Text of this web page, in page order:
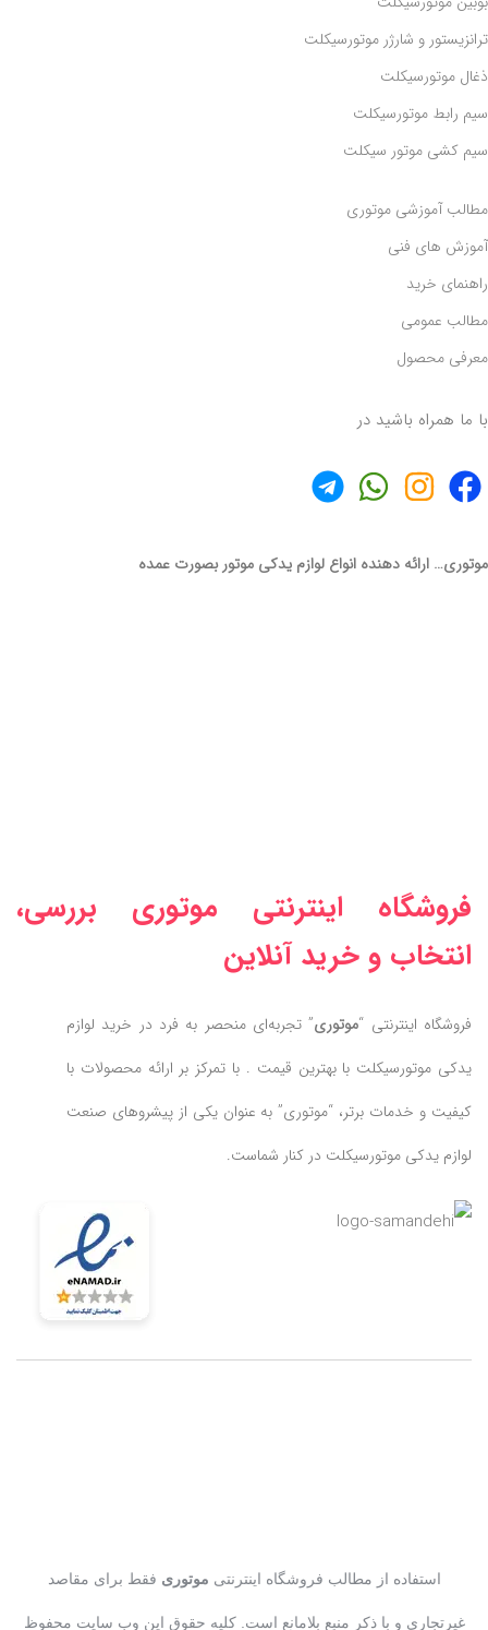
ترانزیستور و شارژر موتورسیکلت
ذغال موتورسیکلت
سیم رابط موتورسیکلت
سیم کشی موتور سیکلت
مطالب آموزشی موتوری
آموزش های فنی
راهنمای خرید
مطالب عمومی
معرفی محصول
با ما همراه باشید در
موتوری… ارائه دهنده انواع لوازم یدکی موتور بصورت عمده
فروشگاه اینترنتی موتوری بررسی،
انتخاب و خرید آنلاین
فروشگاه اینترنتی “موتوری” تجربه‌ای منحصر به فرد در خرید لوازم
یدکی موتورسیکلت با بهترین قیمت . با تمرکز بر ارائه محصولات با
کیفیت و خدمات برتر، “موتوری” به عنوان یکی از پیشروهای صنعت
لوازم یدکی موتورسیکلت در کنار شماست.
استفاده از مطالب فروشگاه اینترنتی موتوری فقط برای مقاصد
غیرتجاری و با ذکر منبع بلامانع است. کلیه حقوق این وب سایت محفوظ